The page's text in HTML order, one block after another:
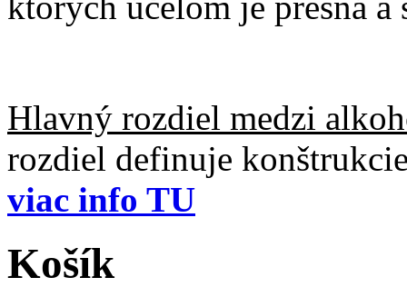
Hlavný rozdiel medzi
rozdiel definuje
viac info TU
Košík